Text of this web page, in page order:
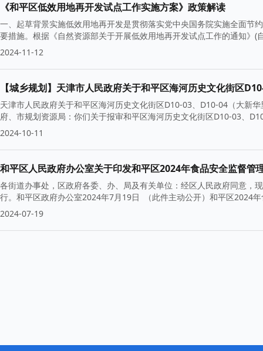
《和平区低效用地再开发试点工作实施方案》政策解读
一、起草背景实施低效用地再开发是贯彻落实党中央国务院实施全面节
要措施。根据《自然资源部关于开展低效用地再开发试点工作的通知》
2024-11-12
天津市人民政府关于和平区海河历史文化街区D10-03、D10-04（大新
府、市规划资源局：你们关于报审和平区海河历史文化街区D10-03、
2024-10-11
和平区人民政府办公室关于印发和平区2024年食品安全监督管
各街道办事处，区政府各委、办、局及有关单位：经区人民政府同意，
行。和平区政府办公室2024年7月19日 （此件主动公开）和平区2024
2024-07-19